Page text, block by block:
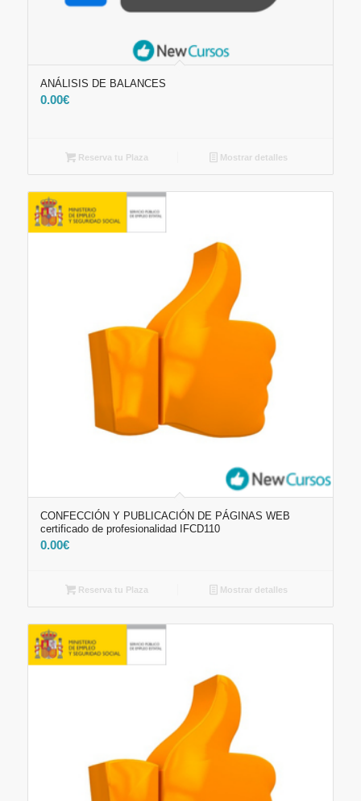
ANÁLISIS DE BALANCES
0.00€
Reserva tu Plaza Mostrar detalles
CONFECCIÓN Y PUBLICACIÓN DE PÁGINAS WEB
certificado de profesionalidad IFCD110
0.00€
Reserva tu Plaza Mostrar detalles